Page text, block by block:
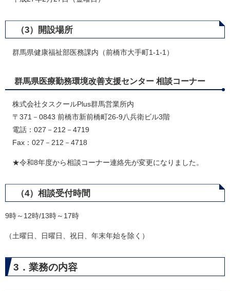
（3）開設場所
群馬県健康福祉部医務課内（前橋市大手町1-1-1）
群馬県医療勤務環境改善支援センター 相談コーナー
株式会社タスクールPlus群馬営業所内
〒371－0843 前橋市新前橋町26-9八兵衛ビル3階
電話：027－212－4719
Fax：027－212－4718
★令和8年度から相談コーナー連絡先が変更になりました。
（4）相談受付時間
9時～12時/13時～17時
（土曜日、日曜日、祝日、年末年始を除く）
3．業務の内容